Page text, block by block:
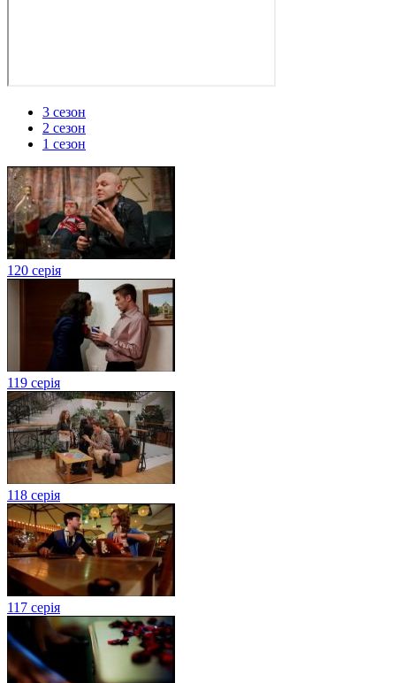
3 сезон
2 сезон
1 сезон
120 серія
119 серія
118 серія
117 серія